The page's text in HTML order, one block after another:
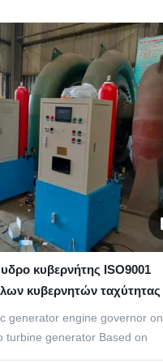
κυβερνήτης ISO9001
κυβερνητών ταχύτητας
στροβίλων 220V
generator engine governor on
turbine generator Based on
products, Smart Control*